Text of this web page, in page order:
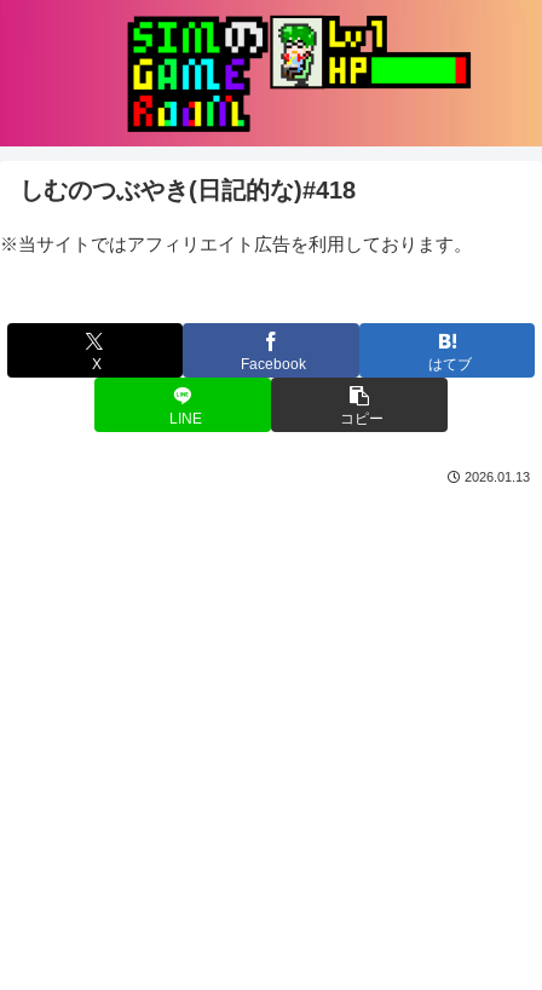
しむのつぶやき(日記的な)#418
※当サイトではアフィリエイト広告を利用しております。
X Facebook はてブ
LINE コピー
2026.01.13